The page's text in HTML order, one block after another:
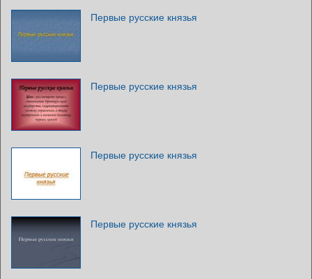
Первые русские князья
Первые русские князья
Первые русские князья
Первые русские князья